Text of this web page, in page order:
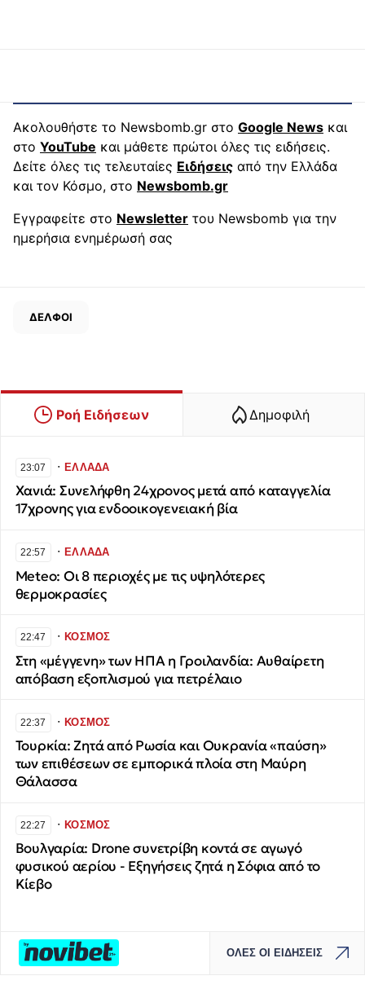
Ακολουθήστε το Newsbomb.gr στο Google News και
στο YouTube και μάθετε πρώτοι όλες τις ειδήσεις.
Δείτε όλες τις τελευταίες Ειδήσεις από την Ελλάδα
και τον Κόσμο, στο Newsbomb.gr
Εγγραφείτε στο Newsletter του Newsbomb για την
ημερήσια ενημέρωσή σας
ΔΕΛΦΟΙ
Ροή Ειδήσεων Δημοφιλή
23:07 ∙ΕΛΛΑΔΑ
Χανιά: Συνελήφθη 24χρονος μετά από καταγγελία
17χρονης για ενδοοικογενειακή βία
22:57 ∙ΕΛΛΑΔΑ
Meteo: Οι 8 περιοχές με τις υψηλότερες
θερμοκρασίες
22:47 ∙ΚΟΣΜΟΣ
Στη «μέγγενη» των ΗΠΑ η Γροιλανδία: Αυθαίρετη
απόβαση εξοπλισμού για πετρέλαιο
22:37 ∙ΚΟΣΜΟΣ
Τουρκία: Ζητά από Ρωσία και Ουκρανία «παύση»
των επιθέσεων σε εμπορικά πλοία στη Μαύρη
Θάλασσα
22:27 ∙ΚΟΣΜΟΣ
Βουλγαρία: Drone συνετρίβη κοντά σε αγωγό
φυσικού αερίου - Εξηγήσεις ζητά η Σόφια από το
Κίεβο
ΟΛΕΣ ΟΙ ΕΙΔΗΣΕΙΣ